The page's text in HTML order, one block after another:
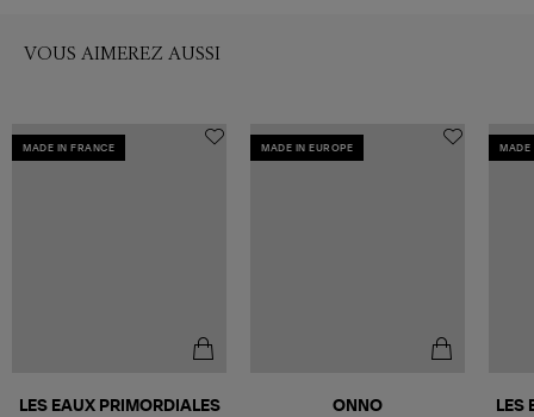
VOUS AIMEREZ AUSSI
MADE IN FRANCE
LES EAUX PRIMORDIALES
MADE IN EUROPE
ONNO
MADE
LES